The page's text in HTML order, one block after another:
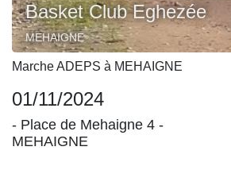
Basket Club Eghezée
MEHAIGNE
Marche ADEPS à MEHAIGNE
01/11/2024
- Place de Mehaigne 4 -
MEHAIGNE